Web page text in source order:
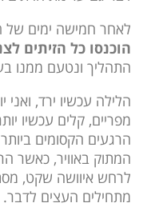
לאחר חמישה ימים של
הוכנסו כל הזיתים
התהליך ונטעם ממנו
הלילה עכשיו ירד,
מפריים, קלים עכשיו
הרגעים הקסומים
המתוק באוויר, כאשר
לרחש איוושה שקט,
מתחילים העצים לדבר.